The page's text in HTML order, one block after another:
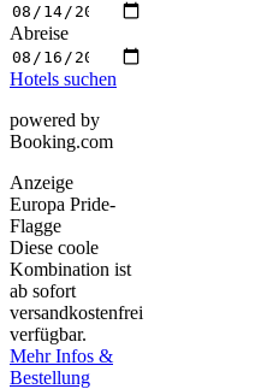
Abreise
Hotels suchen
powered by
Booking.com
Anzeige
Europa Pride-
Flagge
Diese coole
Kombination ist
ab sofort
versandkostenfrei
verfügbar.
Mehr Infos &
Bestellung